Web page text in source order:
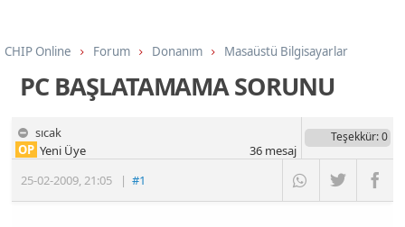
CHIP Online Forum Donanım Masaüstü Bilgisayarlar
PC BAŞLATAMAMA SORUNU
sıcak
25-02-2009,21:05 |#1
OP Yeni Üye
Teşekkür: 0
36mesaj